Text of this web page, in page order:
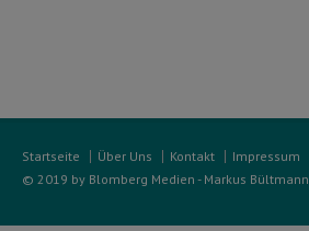
Startseite Über Uns Kontakt Impressum
© 2019 by Blomberg Medien - Markus Bültmann